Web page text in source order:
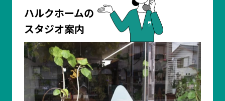
ハルクホームの
スタジオ案内